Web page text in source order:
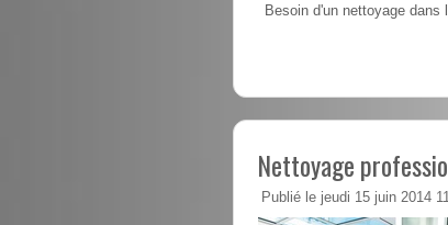
Besoin d'un nettoyage dans
Nettoyage
Publié le jeudi 15 juin 2014